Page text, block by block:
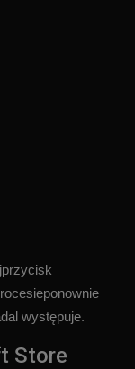
występuje.
Store